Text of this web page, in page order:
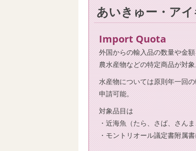
あいきゅー・ア
Import Quota
外国からの輸入品の数量や金額
農水産物などの特定商品が対
水産物については原則年一回
申請可能。
対象品目は
・近海魚（たら、さば、さん
・モントリオール議定書附属